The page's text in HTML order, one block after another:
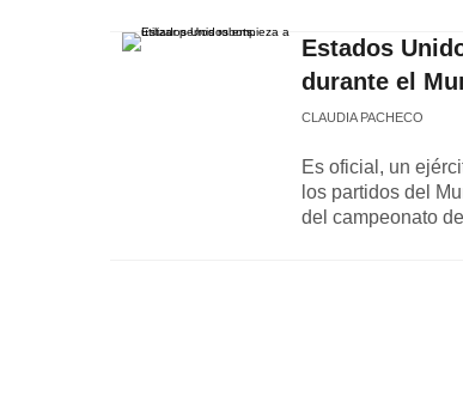
Estados
durante el
CLAUDIA PACHECO
Es oficial, un
los partidos del
del campeonato